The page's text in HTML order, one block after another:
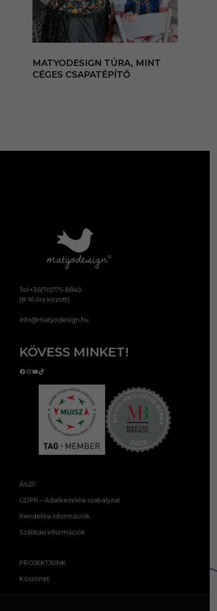
MATYODESIGN TÚRA, MINT
CÉGES CSAPATÉPÍTŐ
Tel:+36(70)775-8840
(8-16 óra között)
info@matyodesign.hu
KÖVESS MINKET!
Facebook
Instagram
YouTube
TikTok
ÁSZF
GDPR – Adatkezelési szabályzat
Rendelési információk
Szállítási információk
PROJEKTJEINK
Köszönet